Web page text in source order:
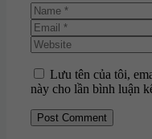
Name
Lưu tên của tôi,
này cho lần bình luận